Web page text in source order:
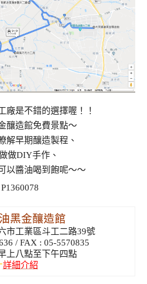
廠是不錯的選擇喔！！
釀造館免費景點～
解早期釀造製程、
做DIY手作、
以醬油喝到飽呢～～
黑金釀造館
市工業區斗工二路39號
/ FAX : 05-5570835
上八點至下午四點
詳細介紹